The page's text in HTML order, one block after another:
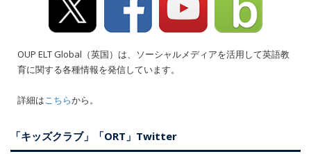
OUP ELT Global（英国）は、ソーシャルメディアを活用して英語教
育に関する各種情報を発信しています。
詳細はこちらから。
「キッズクラブ」「ORT」Twitter